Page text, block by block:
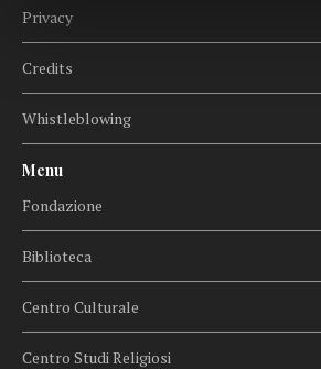
Privacy
Credits
Whistleblowing
Menu
Fondazione
Biblioteca
Centro Culturale
Centro Studi Religiosi